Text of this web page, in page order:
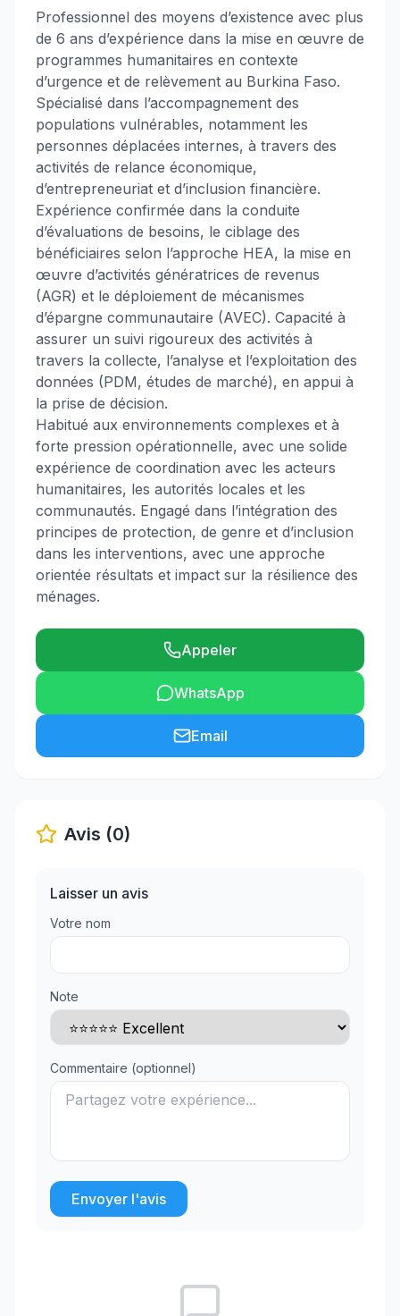
Professionnel des moyens d’existence avec plus
de 6 ans d’expérience dans la mise en œuvre de
programmes humanitaires en contexte
d’urgence et de relèvement au Burkina Faso.
Spécialisé dans l’accompagnement des
populations vulnérables, notamment les
personnes déplacées internes, à travers des
activités de relance économique,
d’entrepreneuriat et d’inclusion financière.
Expérience confirmée dans la conduite
d’évaluations de besoins, le ciblage des
bénéficiaires selon l’approche HEA, la mise en
œuvre d’activités génératrices de revenus
(AGR) et le déploiement de mécanismes
d’épargne communautaire (AVEC). Capacité à
assurer un suivi rigoureux des activités à
travers la collecte, l’analyse et l’exploitation des
données (PDM, études de marché), en appui à
la prise de décision.
Habitué aux environnements complexes et à
forte pression opérationnelle, avec une solide
expérience de coordination avec les acteurs
humanitaires, les autorités locales et les
communautés. Engagé dans l’intégration des
principes de protection, de genre et d’inclusion
dans les interventions, avec une approche
orientée résultats et impact sur la résilience des
ménages.
Appeler
WhatsApp
Email
Avis (0)
Laisser un avis
Votre nom
Note
Commentaire (optionnel)
Envoyer l'avis